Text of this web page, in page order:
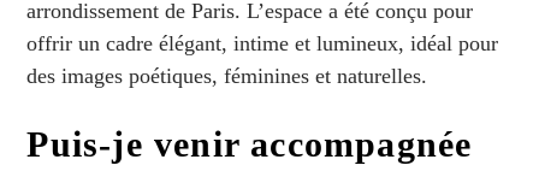
arrondissement de Paris. L’espace a été conçu pour
offrir un cadre élégant, intime et lumineux, idéal pour
des images poétiques, féminines et naturelles.
Puis-je venir accompagnée